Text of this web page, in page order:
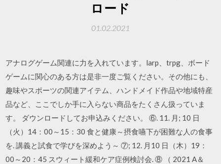
ロード
01.02.2021
アナログゲーム関連に力を入れています。larp、trpg、ボード
ゲームに関心のある方は是非一度ご覧ください。その他にも、
趣味やスポーツの関連アイテム、ハンドメイド作品や地域特産
品など、ここでしか手に入らない商品をたくさん扱っていま
す。 ダウンロードしてお申込みください。 ⑥. 11. 月; 10 日
（火）14：00～15：30 食と健康～摂食嚥下が困難な人の食事
を. 講義と試食で学びを深めよう～ ⑦; 12. 月10 日（木）19：
00～20：45 スウィート緩和ケア症例検討会. ⑧ （ 2021 A＆